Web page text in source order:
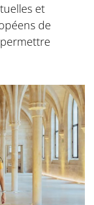
et
de